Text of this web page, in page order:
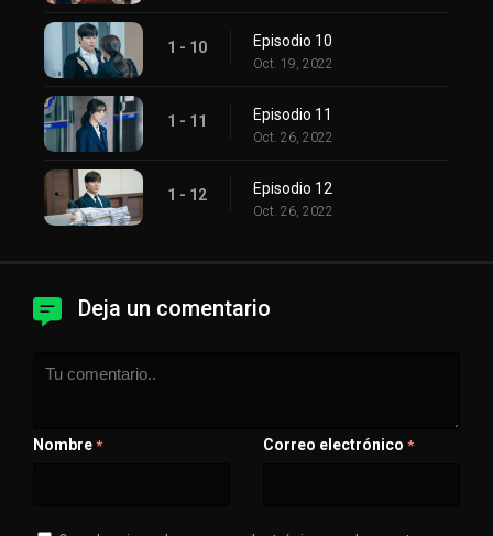
1 - 10 Episodio 10
Oct. 19, 2022
1 - 11 Episodio 11
Oct. 26, 2022
1 - 12 Episodio 12
Oct. 26, 2022
Deja un comentario
Nombre * Correo electrónico *